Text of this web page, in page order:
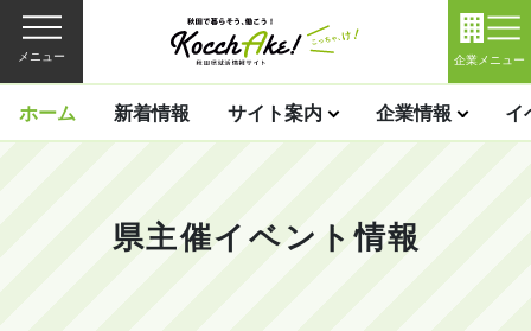
メニュー 企業メニュー
ホーム 新着情報 サイト案内 企業情報 イ
県主催イベント情報